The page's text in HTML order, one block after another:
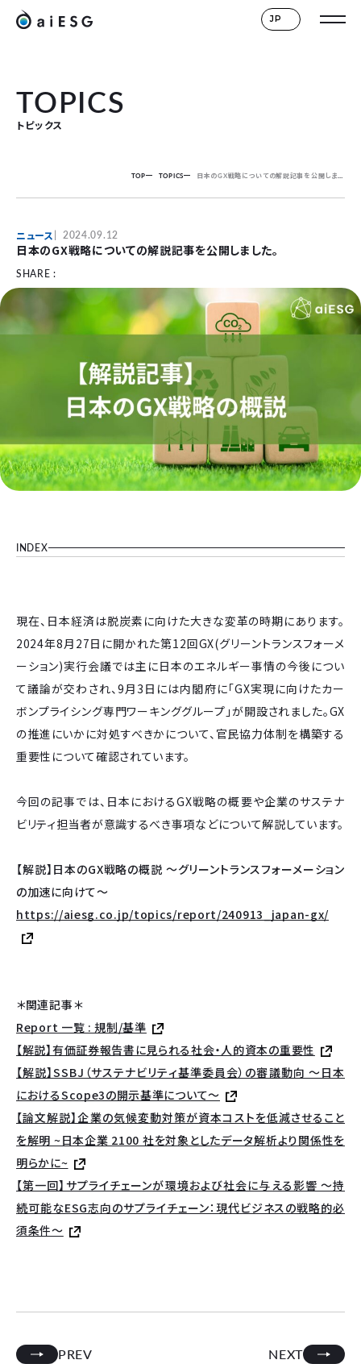
JP
TOPICS
トピックス
TOP TOPICS 日本のGX戦略についての解説記事を公開しました。
ニュース 2024.09.12
日本のGX戦略についての解説記事を公開しました。
SHARE :
INDEX
現在、日本経済は脱炭素に向けた大きな変革の時期にあります。
2024年8月27日に開かれた第12回GX(グリーントランスフォーメ
ーション)実行会議では主に日本のエネルギー事情の今後につい
て議論が交わされ、9月3日には内閣府に「GX実現に向けたカー
ボンプライシング専門ワーキンググループ」が開設されました。GX
の推進にいかに対処すべきかについて、官民協力体制を構築する
重要性について確認されています。
今回の記事では、日本におけるGX戦略の概要や企業のサステナ
ビリティ担当者が意識するべき事項などについて解説しています。
【解説】日本のGX戦略の概説 ～グリーントランスフォーメーション
の加速に向けて～
https://aiesg.co.jp/topics/report/240913_japan-gx/
＊関連記事＊
Report 一覧 : 規制/基準
【解説】有価証券報告書に見られる社会・人的資本の重要性
【解説】SSBJ（サステナビリティ基準委員会）の審議動向 ～日本
におけるScope3の開示基準について～
【論文解説】企業の気候変動対策が資本コストを低減させること
を解明 ~日本企業 2100 社を対象としたデータ解析より関係性を
明らかに~
【第一回】サプライチェーンが環境および社会に与える影響 〜持
続可能なESG志向のサプライチェーン：現代ビジネスの戦略的必
須条件〜
PREV NEXT